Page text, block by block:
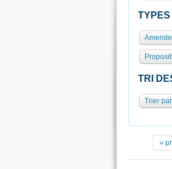
TYPES
TRI
Trier
«